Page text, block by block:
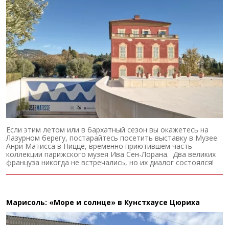
Если этим летом или в бархатный сезон вы окажетесь на
Лазурном берегу, постарайтесь посетить выставку в Музее
Анри Матисса в Ницце, временно приютившем часть
коллекции парижского музея Ива Сен-Лорана. Два великих
француза никогда не встречались, но их диалог состоялся!
Марисоль: «Море и солнце» в Кунстхаусе Цюриха